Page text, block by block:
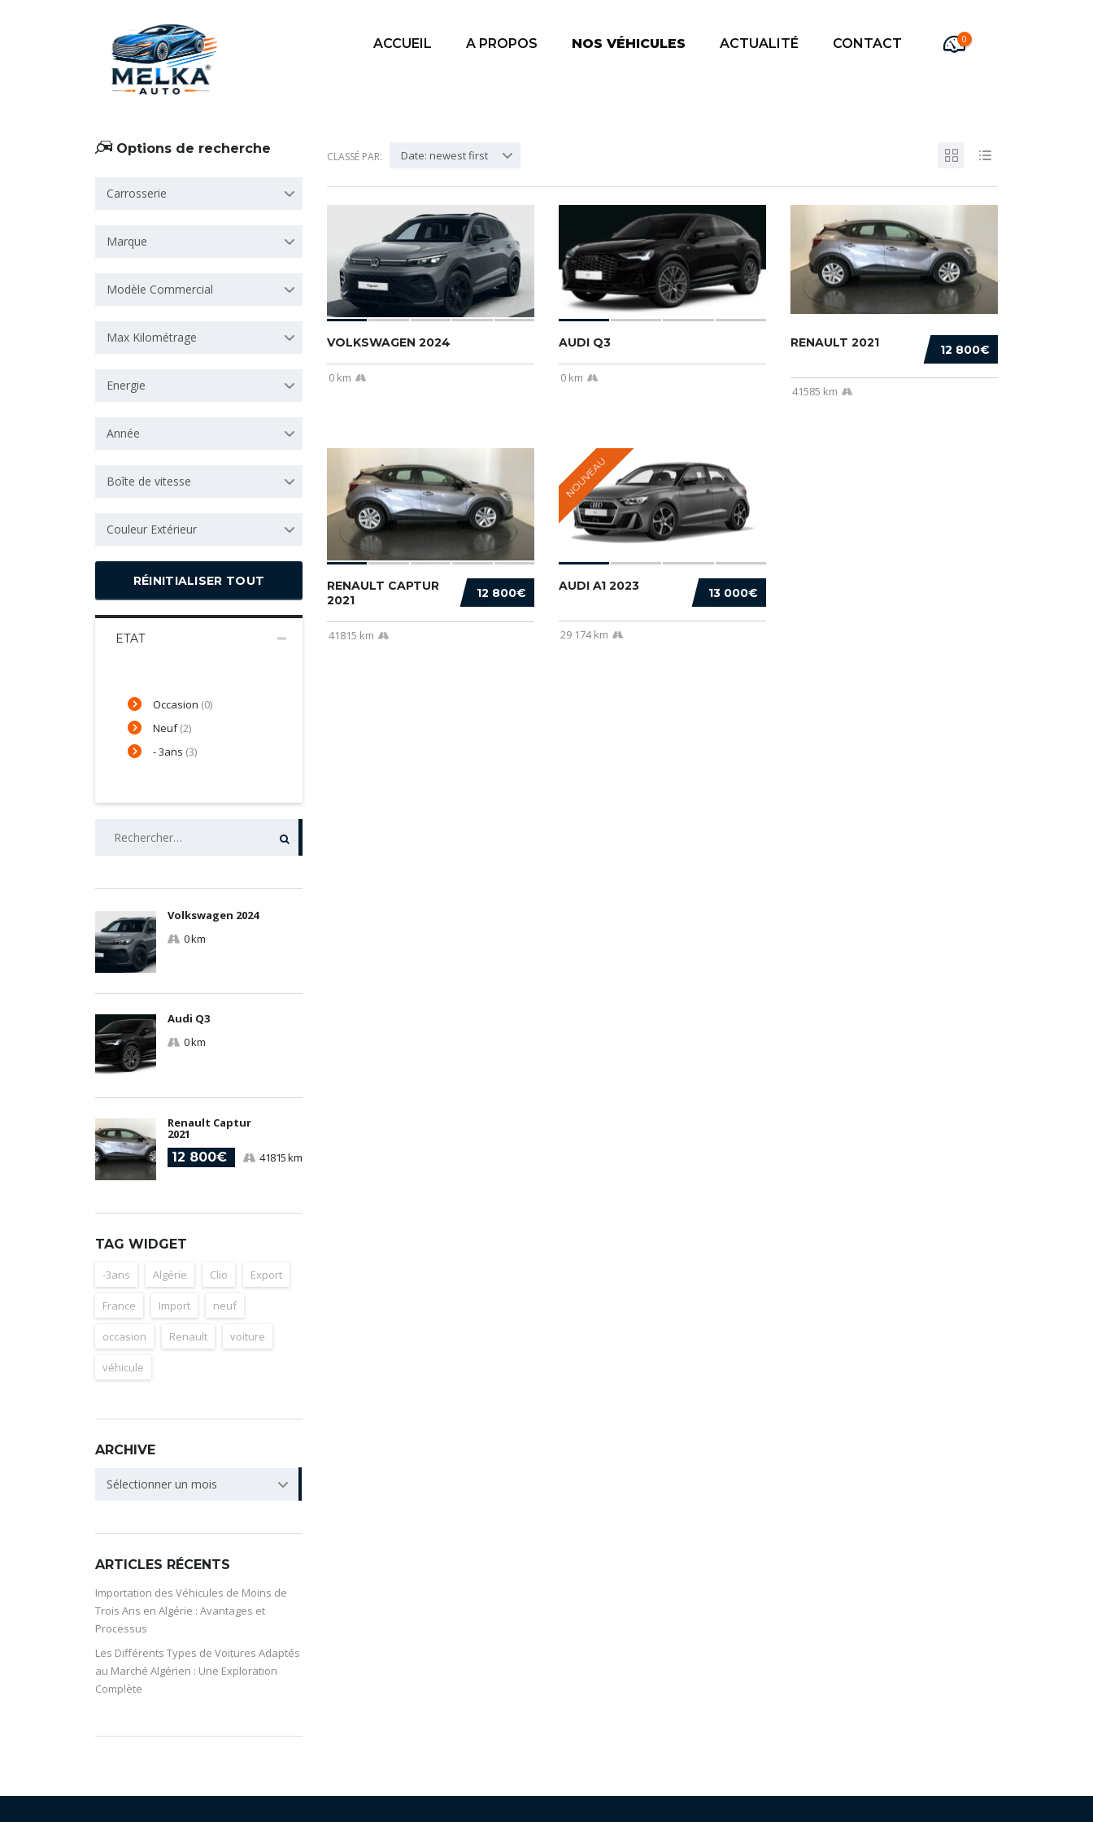
ACCUEIL A PROPOS NOS VÉHICULES ACTUALITÉ CONTACT 0
Options de recherche
Carrosserie
Marque
Modèle Commercial
Max Kilométrage
Energie
Année
Boîte de vitesse
Couleur Extérieur
RÉINITIALISER TOUT
ETAT
Occasion (0)
Neuf(2)
- 3ans (3)
RECHERCHER :
Volkswagen 2024
0 km
Audi Q3
0 km
Renault Captur
2021
12 800€ 41815 km
TAG WIDGET
-3ans Algérie Clio Export
France Import neuf
occasion Renault voiture
véhicule
ARCHIVE
ARCHIVE
Sélectionner un mois
ARTICLES RÉCENTS
Importation des Véhicules de Moins de
Trois Ans en Algérie : Avantages et
Processus
Les Différents Types de Voitures Adaptés
au Marché Algérien : Une Exploration
Complète
CLASSÉ PAR: Date: newest first
VOLKSWAGEN 2024
0 km
AUDI Q3
0 km
12 800€
RENAULT 2021
41585 km
12 800€
RENAULT CAPTUR
2021
41815 km
NOUVEAU
13 000€
AUDI A1 2023
29 174 km